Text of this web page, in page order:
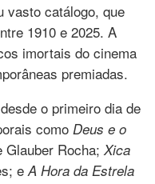
vasto catálogo, que
1910 e 2025. A
imortais do cinema
premiadas.
o primeiro dia de
como Deus e o
Glauber Rocha;Xica
eA Hora da Estrela